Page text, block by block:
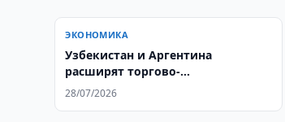
ЭКОНОМИКА
Узбекистан и Аргентина
расширят торгово-
экономическое сотрудничество
28/07/2026